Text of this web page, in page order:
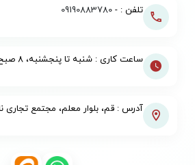
تلفن : -09190883780
ساعت کاری : شنبه تا پنجشنبه، ۸ صبح تا ۱۷
آدرس : قم، بلوار معلم، مجتمع تجاری